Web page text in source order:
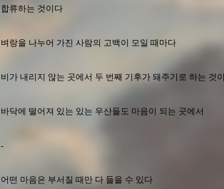
합류하는 것이다
벼랑을 나누어 가진 사람의 고백이 모일 때마다
비가 내리지 않는 곳에서 두 번째 기후가 돼주기로 하는 것
바닥에 떨어져 있는 있는 우산들도 마음이 되는 곳에서
-
어떤 마음은 부서질 때만 다 들을 수 있다